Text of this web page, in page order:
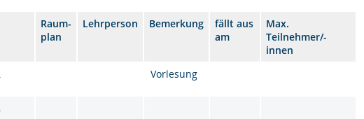
Raum-
plan
Lehrperson Bemerkung
fällt aus
am
Max.
Teilnehmer/-
innen
Vorlesung